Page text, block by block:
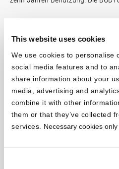
This website uses cookies
We use cookies to personalise
social media features and to
share information about your
media, advertising and
combine it with other
them or that they’ve collected
services. Necessary cookies only
Mit der Matratze von bett1.de
besonders hochwertiges Produkt,
möchtest. Jeder Matratzen­kern
Größenwird aus einem Stück
besten Schlafkomfort. Bestellen